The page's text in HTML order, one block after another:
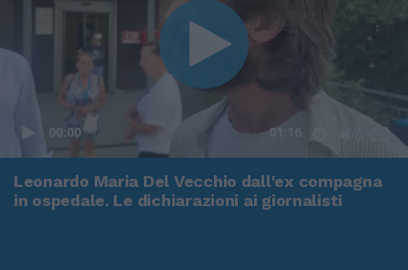
00:00 01:16
Leonardo Maria Del Vecchio dall'ex compagna
in ospedale. Le dichiarazioni ai giornalisti